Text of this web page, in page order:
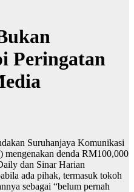
Peringatan
Suruhanjaya Komunikasi
denda RM100,000
dan Sinar Harian
ada pihak, termasuk tokoh
sebagai “belum pernah